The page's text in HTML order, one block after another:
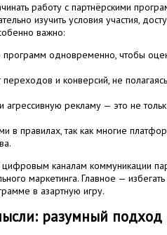
работу с партнёрскими
изучить условия участия,
важно:
программ одновременно, чтобы
переходов и конверсий, не
агрессивную рекламу — это не
в правилах, так как многие
каналам коммуникации
маркетинга. Главное —
в азартную игру.
разумный подход